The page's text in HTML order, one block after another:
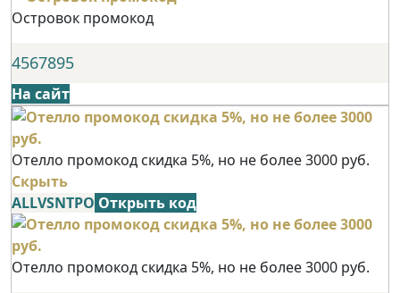
Островок промокод
4567895
На сайт
Отелло промокод скидка 5%, но не более 3000 руб.
Скрыть
ALLVSNTPO Открыть код
Отелло промокод скидка 5%, но не более 3000 руб.